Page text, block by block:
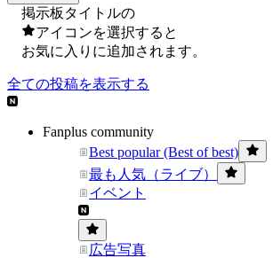
掲示板タイトルの
アイコンを選択すると
お気に入りに追加されます。
全ての投稿を表示する
Fanplus community
Best popular (Best of best)
最も人気（ライブ）
イベント
広告写真